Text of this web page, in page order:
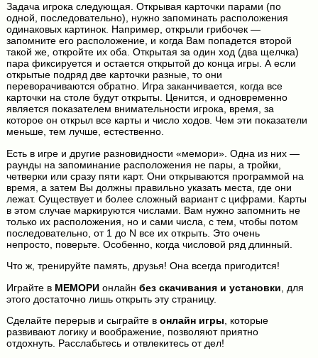
Задача игрока следующая. Открывая карточки парами (по
одной, последовательно), нужно запоминать расположения
одинаковых картинок. Например, открыли грибочек —
запомните его расположение, и когда Вам попадется второй
такой же, откройте их оба. Открытая за один ход (два щелчка)
пара фиксируется и остается открытой до конца игры. А если
открытые подряд две карточки разные, то они
переворачиваются обратно. Игра заканчивается, когда все
карточки на столе будут открыты. Ценится, и одновременно
является показателем внимательности игрока, время, за
которое он открыл все карты и число ходов. Чем эти показатели
меньше, тем лучше, естественно.
Есть в игре и другие разновидности «мемори». Одна из них —
раунды на запоминание расположения не пары, а тройки,
четверки или сразу пяти карт. Они открываются программой на
время, а затем Вы должны правильно указать места, где они
лежат. Существует и более сложный вариант с цифрами. Карты
в этом случае маркируются числами. Вам нужно запомнить не
только их расположения, но и сами числа, с тем, чтобы потом
последовательно, от 1 до N все их открыть. Это очень
непросто, поверьте. Особенно, когда числовой ряд длинный.
Что ж, тренируйте память, друзья! Она всегда пригодится!
Играйте в МЕМОРИонлайн без скачивания и установки , для
этого достаточно лишь открыть эту страницу.
Сделайте перерыв и сыграйте в онлайн игры , которые
развивают логику и воображение, позволяют приятно
отдохнуть. Расслабьтесь и отвлекитесь от дел!